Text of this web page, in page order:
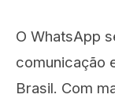
O WhatsApp
comunicação
Brasil. Com